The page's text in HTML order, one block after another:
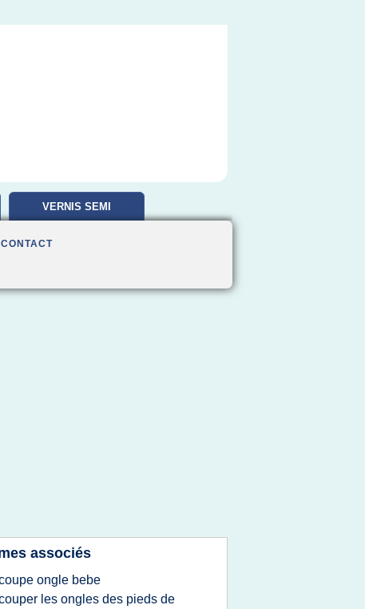
VERNIS SEMI
CONTACT
associés
ongle bebe
les ongles des pieds de